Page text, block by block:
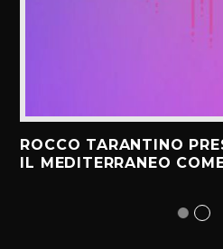
ROCCO TARANTINO
IL MEDITERRANEO